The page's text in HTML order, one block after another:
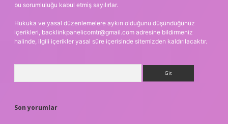
bu sorumluluğu kabul etmiş sayılırlar.
Hukuka ve yasal düzenlemelere aykırı olduğunu düşündüğünüz
içerikleri, backlinkpanelicomtr@gmail.com adresine bildirmeniz
halinde, ilgili içerikler yasal süre içerisinde sitemizden kaldırılacaktır.
Son yorumlar